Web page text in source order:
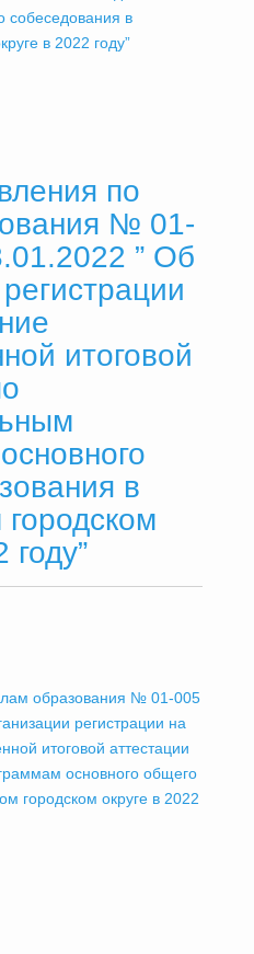
собеседования в
в 2022 году”
по
№ 01-
” Об
итоговой
в
году”
образования № 01-005
регистрации на
итоговой аттестации
основного общего
городском округе в 2022